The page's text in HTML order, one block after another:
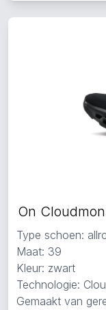
On
Type schoen:
Maat: 39
Kleur: zwart
Technologie:
Gemaakt van